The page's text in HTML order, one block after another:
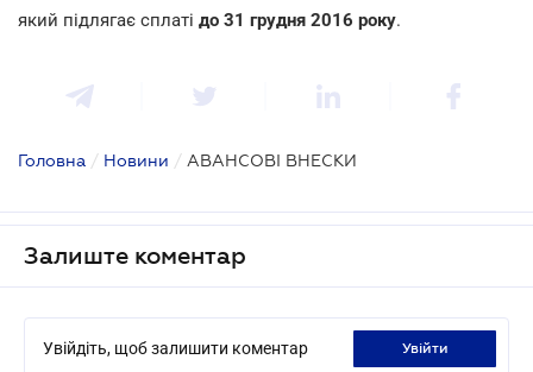
який підлягає сплаті до 31 грудня 2016 року.
Головна / Новини / АВАНСОВІ ВНЕСКИ
Залиште коментар
Увійдіть, щоб залишити коментар увійти